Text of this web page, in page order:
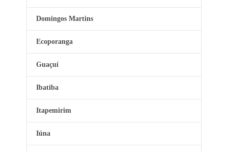
Domingos Martins
Ecoporanga
Guaçuí
Ibatiba
Itapemirim
Iúna